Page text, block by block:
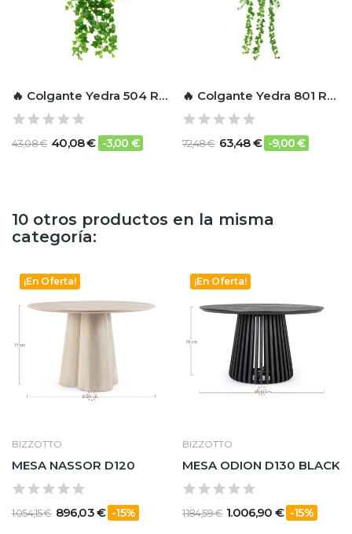
🔥 Colgante Yedra 504 RF Ignífugo
43,08 € 40,08 € -3,00 €
🔥 Colgante Yedra 801 RF Ignífugo
72,48 € 63,48 € -9,00 €
10 otros productos en la misma
categoría:
¡En Oferta!
BIZZOTTO
MESA NASSOR D120
1.054,15 € 896,03 € -15%
¡En Oferta!
BIZZOTTO
MESA ODION D130 BLACK
1.184,59 € 1.006,90 € -15%